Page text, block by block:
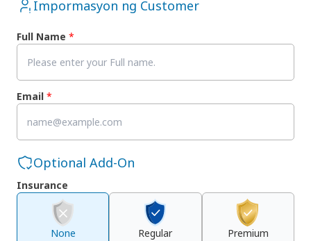
Impormasyon ng Customer
Full Name *
Email *
Optional Add-On
Insurance
None Regular
Premium